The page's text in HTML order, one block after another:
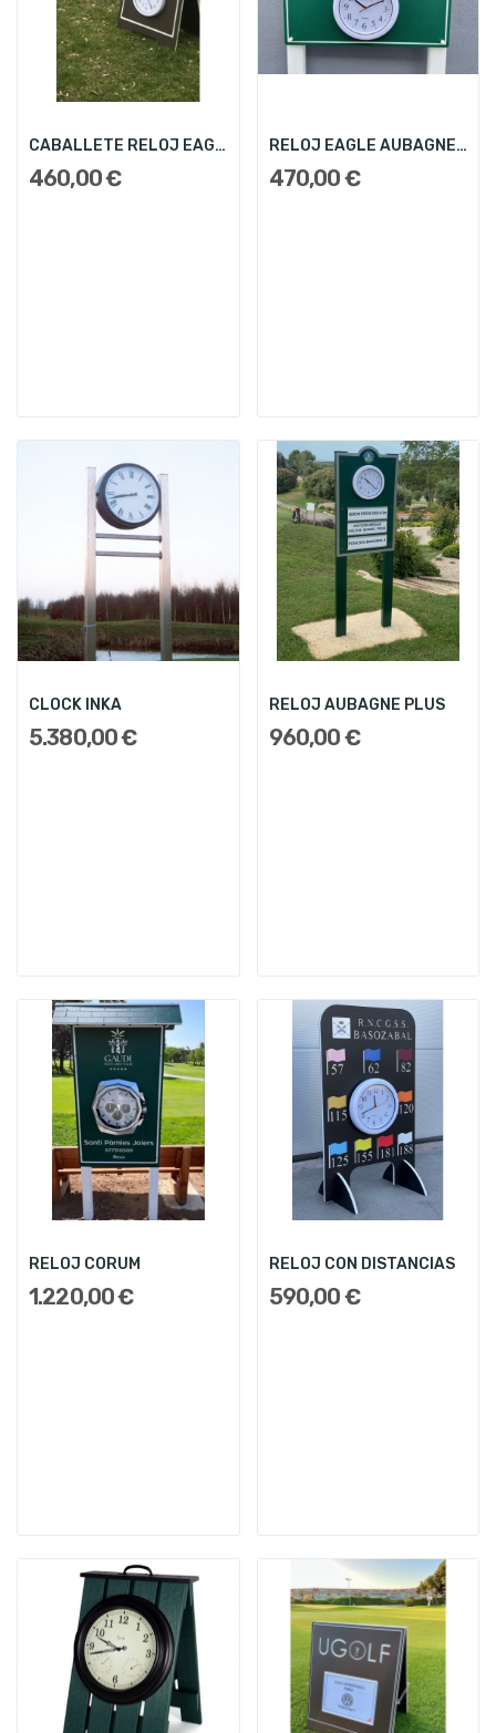
CABALLETE RELOJ EAGLE
460,00 €
RELOJ EAGLE AUBAGNE COMPLETO
470,00 €
CLOCK INKA
5.380,00 €
RELOJ AUBAGNE PLUS
960,00 €
RELOJ CORUM
1.220,00 €
RELOJ CON DISTANCIAS
590,00 €